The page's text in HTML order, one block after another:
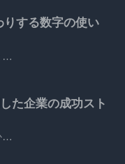
する数字の使い
…
た企業の成功スト
…